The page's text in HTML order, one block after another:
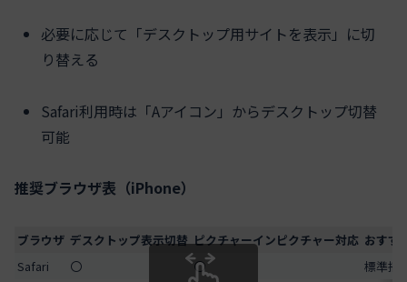
必要に応じて「デスクトップ用サイトを表示」に切
り替える
Safari利用時は「Aアイコン」からデスクトップ切替
可能
推奨ブラウザ表（iPhone）
ブラウザ デスクトップ表示切替 ピクチャーインピクチャー対応 おすす
Safari
〇 〇
標準搭